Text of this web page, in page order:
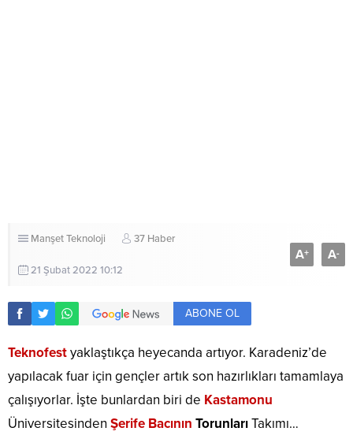
ManşetTeknoloji 37 Haber
21 Şubat 2022 10:12
A+ A-
ABONE OL
Teknofestyaklaştıkça heyecanda artıyor. Karadeniz’de
yapılacak fuar için gençler artık son hazırlıkları tamamlaya
çalışıyorlar. İşte bunlardan biri de Kastamonu
Üniversitesinden Şerife Bacının TorunlarıTakımı…